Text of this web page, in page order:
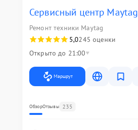
Сервисный центр Maytag
Ремонт техники Maytag
5,0245 оценки
Открыто до 21:00
Маршрут
ОбзорОтзывы 235